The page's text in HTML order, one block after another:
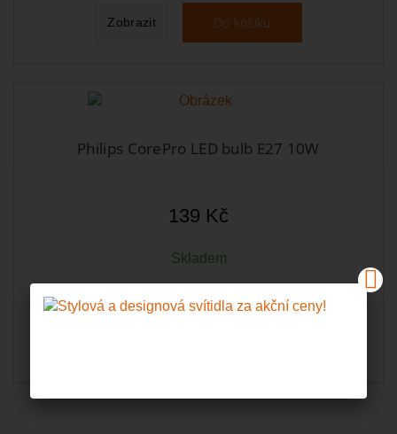
Zobrazit Do košíku
Philips CorePro LED bulb E27 10W
139 Kč
Skladem